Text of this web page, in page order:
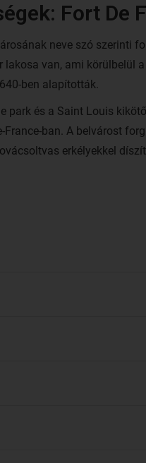
Fort De
neve szó szerinti
lakosa van, ami körülbelül
ben alapították.
park és a Saint Louis
France-ban. A belvárost
erkélyekkel
amelyeket mindenképpen